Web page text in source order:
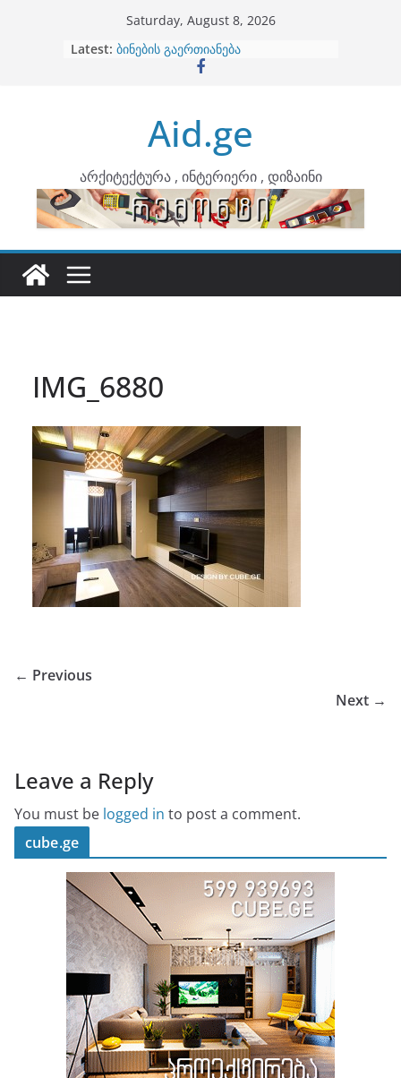
Saturday, August 8, 2026
Latest: არტემიდი წარმოგიდგენთ
ბინების გაერთიანება
ინტერიერის დიზიანი
Aid.ge
არქიტექტურა , ინტერიერი , დიზაინი
IMG_6880
← Previous
Next →
Leave a Reply
You must be logged in to post a comment.
cube.ge